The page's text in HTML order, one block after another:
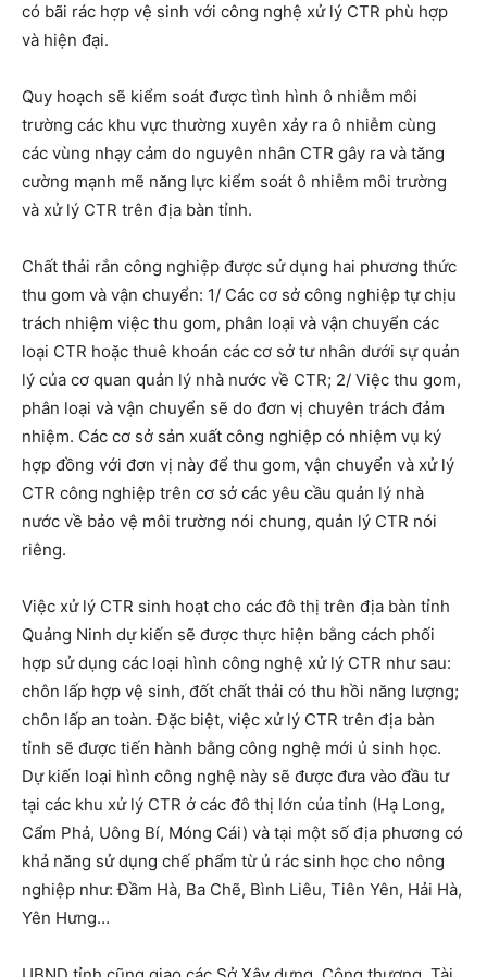
có bãi rác hợp vệ sinh với công nghệ xử lý CTR phù hợp
và hiện đại.
Quy hoạch sẽ kiểm soát được tình hình ô nhiễm môi
trường các khu vực thường xuyên xảy ra ô nhiễm cùng
các vùng nhạy cảm do nguyên nhân CTR gây ra và tăng
cường mạnh mẽ năng lực kiểm soát ô nhiễm môi trường
và xử lý CTR trên địa bàn tỉnh.
Chất thải rắn công nghiệp được sử dụng hai phương thức
thu gom và vận chuyển: 1/ Các cơ sở công nghiệp tự chịu
trách nhiệm việc thu gom, phân loại và vận chuyển các
loại CTR hoặc thuê khoán các cơ sở tư nhân dưới sự quản
lý của cơ quan quản lý nhà nước về CTR; 2/ Việc thu gom,
phân loại và vận chuyển sẽ do đơn vị chuyên trách đảm
nhiệm. Các cơ sở sản xuất công nghiệp có nhiệm vụ ký
hợp đồng với đơn vị này để thu gom, vận chuyển và xử lý
CTR công nghiệp trên cơ sở các yêu cầu quản lý nhà
nước về bảo vệ môi trường nói chung, quản lý CTR nói
riêng.
Việc xử lý CTR sinh hoạt cho các đô thị trên địa bàn tỉnh
Quảng Ninh dự kiến sẽ được thực hiện bằng cách phối
hợp sử dụng các loại hình công nghệ xử lý CTR như sau:
chôn lấp hợp vệ sinh, đốt chất thải có thu hồi năng lượng;
chôn lấp an toàn. Đặc biệt, việc xử lý CTR trên địa bàn
tỉnh sẽ được tiến hành bằng công nghệ mới ủ sinh học.
Dự kiến loại hình công nghệ này sẽ được đưa vào đầu tư
tại các khu xử lý CTR ở các đô thị lớn của tỉnh (Hạ Long,
Cẩm Phả, Uông Bí, Móng Cái) và tại một số địa phương có
khả năng sử dụng chế phẩm từ ủ rác sinh học cho nông
nghiệp như: Đầm Hà, Ba Chẽ, Bình Liêu, Tiên Yên, Hải Hà,
Yên Hưng…